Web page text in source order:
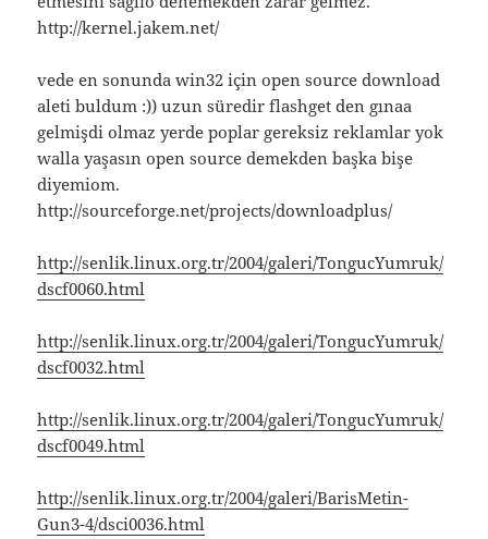
http://kernel.jakem.net/
vede en sonunda win32 için open source download
aleti buldum :)) uzun süredir flashget den gınaa
gelmişdi olmaz yerde poplar gereksiz reklamlar yok
walla yaşasın open source demekden başka bişe
diyemiom.
http://sourceforge.net/projects/downloadplus/
http://senlik.linux.org.tr/2004/galeri/TongucYumruk/
dscf0060.html
http://senlik.linux.org.tr/2004/galeri/TongucYumruk/
dscf0032.html
http://senlik.linux.org.tr/2004/galeri/TongucYumruk/
dscf0049.html
http://senlik.linux.org.tr/2004/galeri/BarisMetin-
Gun3-4/dsci0036.html